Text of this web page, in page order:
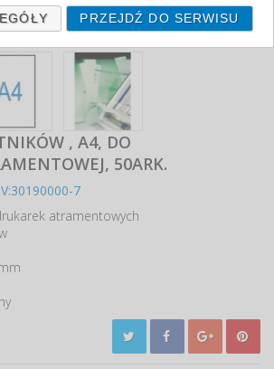
, A4, DO
50ARK.
7
atramentowych
zgody lub ograniczyć jej zakres, kliknij
znajdziesz wszelkie informacje o tym jak to
znajdziesz także na podstronie z
obowiązującą od 25 maja 2018.
zalogowanych, ważna jest Państwa
której udzieliliście podczas zakładania
zgoda jest dobrowolna i można ją w
wycofać.
(rozwiń)
(rozwiń)
Partnerów (rozwiń)
PRZEJDŹ DO SERWISU